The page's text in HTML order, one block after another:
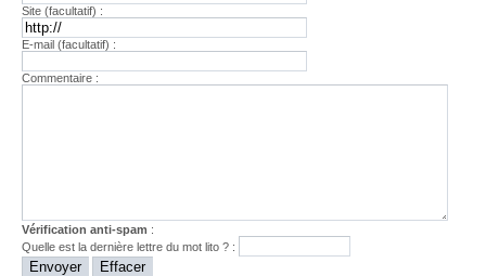
Site (facultatif) :
E-mail (facultatif) :
Commentaire :
Vérification anti-spam :
Quelle est ladernière lettre du motlito ? :